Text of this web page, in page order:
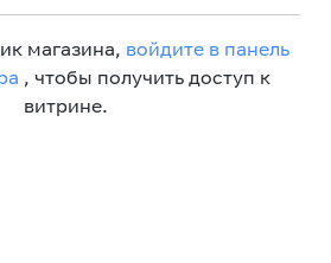
магазина, войдите в панель
, чтобы получить доступ к
витрине.